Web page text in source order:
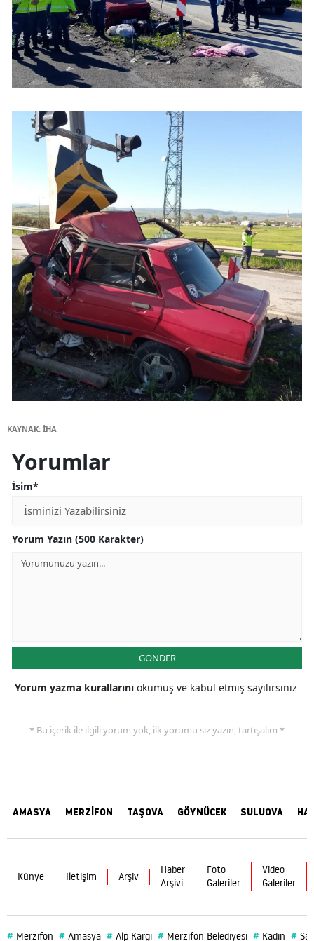
KAYNAK: İHA
Yorumlar
İsim*
Yorum Yazın (500 Karakter)
GÖNDER
Yorum yazma kurallarını okumuş ve kabul etmiş sayılırsınız
* Bu içerik ile ilgili yorum yok, ilk yorumu siz yazın, tartışalım *
AMASYA MERZİFON TAŞOVA GÖYNÜCEK SULUOVA
Künye İletişim Arşiv
Haber
Arşivi
Foto
Galeriler
Video
Galeriler
# Merzifon # Amasya # Alp Kargı # Merzifon Belediyesi # Kadın #